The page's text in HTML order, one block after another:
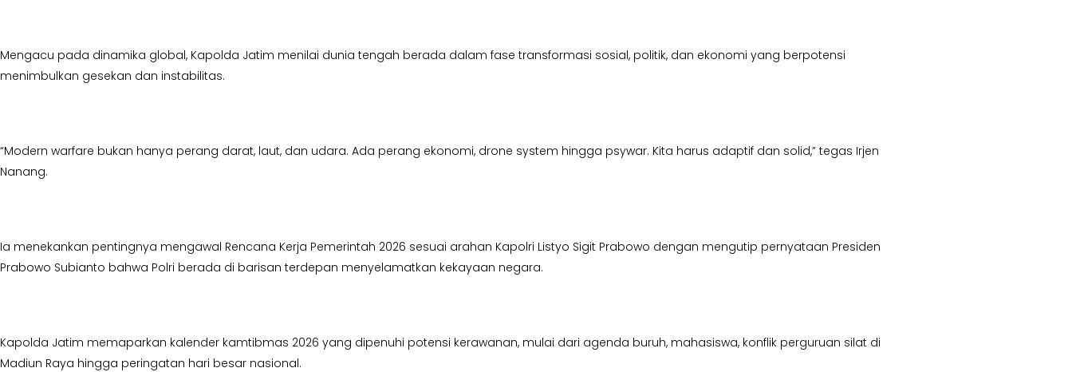
Mengacu pada dinamika global, Kapolda Jatim menilai dunia tengah berada dalam fase transformasi sosial, politik, dan ekonomi yang berpotensi
menimbulkan gesekan dan instabilitas.
“Modern warfare bukan hanya perang darat, laut, dan udara. Ada perang ekonomi, drone system hingga psywar. Kita harus adaptif dan solid,” tegas Irjen
Nanang.
Ia menekankan pentingnya mengawal Rencana Kerja Pemerintah 2026 sesuai arahan Kapolri Listyo Sigit Prabowo dengan mengutip pernyataan Presiden
Prabowo Subianto bahwa Polri berada di barisan terdepan menyelamatkan kekayaan negara.
Kapolda Jatim memaparkan kalender kamtibmas 2026 yang dipenuhi potensi kerawanan, mulai dari agenda buruh, mahasiswa, konflik perguruan silat di
Madiun Raya hingga peringatan hari besar nasional.